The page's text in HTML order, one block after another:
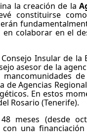
la creación de la
constituirse
colaborar en el
Insular de la
asesor de la
de Agencias
En estos
Rosario (Tenerife).
meses (desde
una financiación